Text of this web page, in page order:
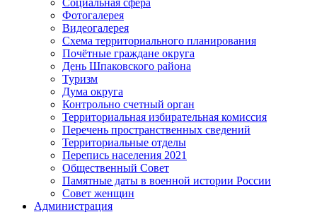
Социальная сфера
Фотогалерея
Видеогалерея
Схема территориального планирования
Почётные граждане округа
День Шпаковского района
Туризм
Дума округа
Контрольно счетный орган
Территориальная избирательная комиссия
Перечень пространственных сведений
Территориальные отделы
Перепись населения 2021
Общественный Совет
Памятные даты в военной истории России
Совет женщин
Администрация